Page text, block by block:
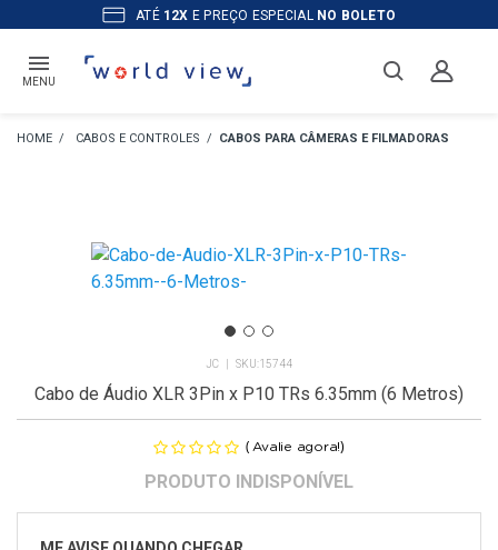
ATÉ 12X E PREÇO ESPECIAL NO BOLETO
MENU
CABOS E CONTROLES CABOS PARA CÂMERAS E FILMADORAS
JC 15744
Cabo de Áudio XLR 3Pin x P10 TRs 6.35mm (6 Metros)
(Avalie agora!)